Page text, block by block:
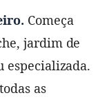
Começa
jardim de
especializada.
as